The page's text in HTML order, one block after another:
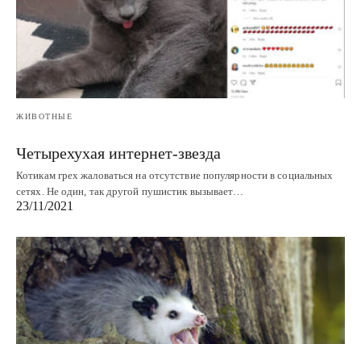
ЖИВОТНЫЕ
Четырехухая интернет-звезда
Котикам грех жаловаться на отсутствие популярности в социальных
сетях. Не один, так другой пушистик вызывает…
23/11/2021